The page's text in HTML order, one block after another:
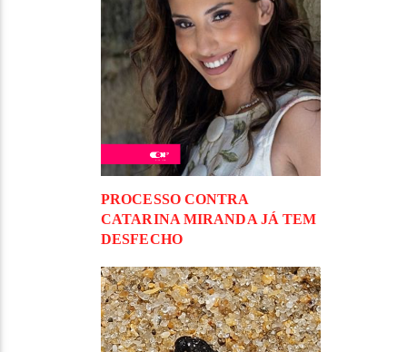
PROCESSO CONTRA
CATARINA MIRANDA JÁ TEM
DESFECHO